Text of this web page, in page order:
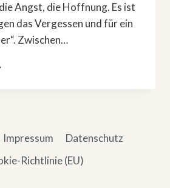
Angst, die Hoffnung. Es ist
das Vergessen und für ein
Zwischen…
Impressum
Datenschutz
Richtlinie (EU)